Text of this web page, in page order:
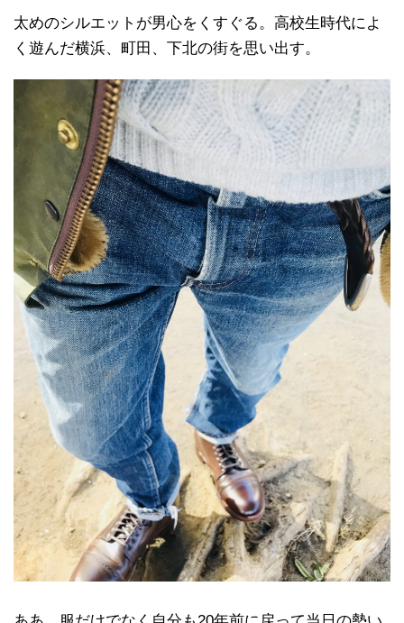
太めのシルエットが男心をくすぐる。高校生時代によ
く遊んだ横浜、町田、下北の街を思い出す。